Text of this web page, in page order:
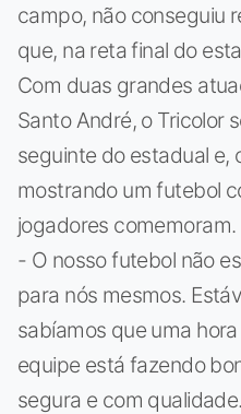
campo, não conseguiu
que, na reta final do
Com duas grandes
Santo André, o Tricolor
seguinte do estadual e,
mostrando um futebol
jogadores comemoram.
- O nosso futebol não
para nós mesmos.
sabíamos que uma
equipe está fazendo
segura e com